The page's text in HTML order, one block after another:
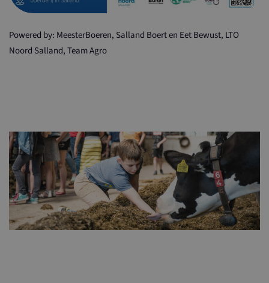
Powered by: MeesterBoeren, Salland Boert en Eet Bewust, LTO
Noord Salland, Team Agro